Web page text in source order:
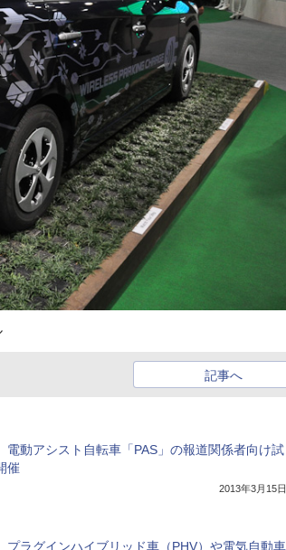
記事へ
電動アシスト自転車「PAS」の報道関係者向け試
催
2013年3月15日
プラグインハイブリッド車（PHV）や電気自動車